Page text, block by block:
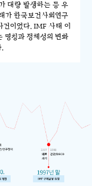
대량 발생하는 등 우
가 한국보건사회연구
건이었다. IMF 사태 이
명칭과 정체성의 변화
.